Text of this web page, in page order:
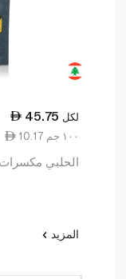
45.75 لكل
10.17 ١٠٠ جم
الحلبي مكسرات
المزيد